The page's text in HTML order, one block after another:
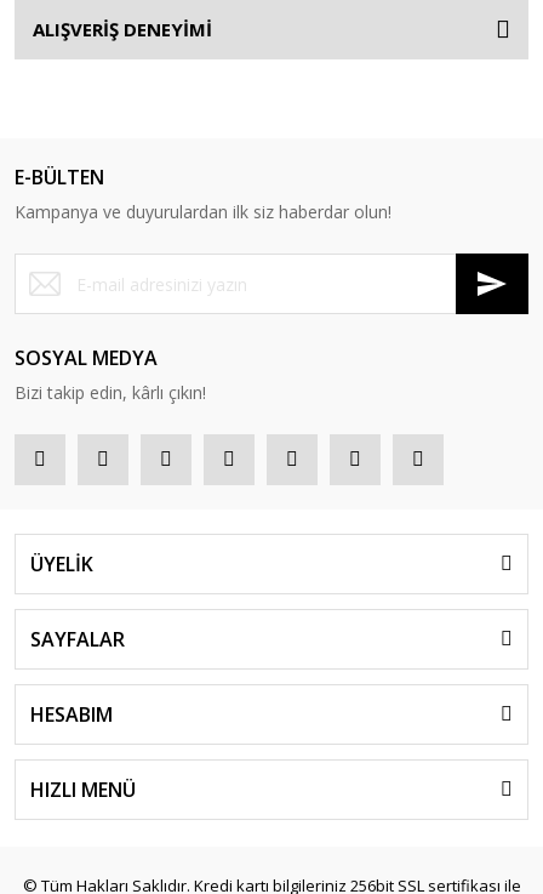
ALIŞVERİŞ DENEYİMİ
E-BÜLTEN
Kampanya ve duyurulardan ilk siz haberdar olun!
SOSYAL MEDYA
Bizi takip edin, kârlı çıkın!
ÜYELİK
SAYFALAR
HESABIM
HIZLI MENÜ
© Tüm Hakları Saklıdır. Kredi kartı bilgileriniz 256bit SSL sertifikası ile